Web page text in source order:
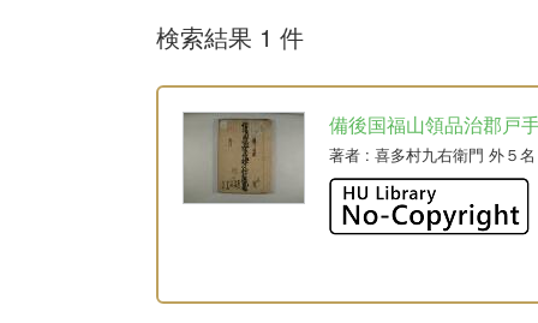
検索結果 1 件
備後国福山領品治郡戸
著者 : 喜多村九右衛門 外５名